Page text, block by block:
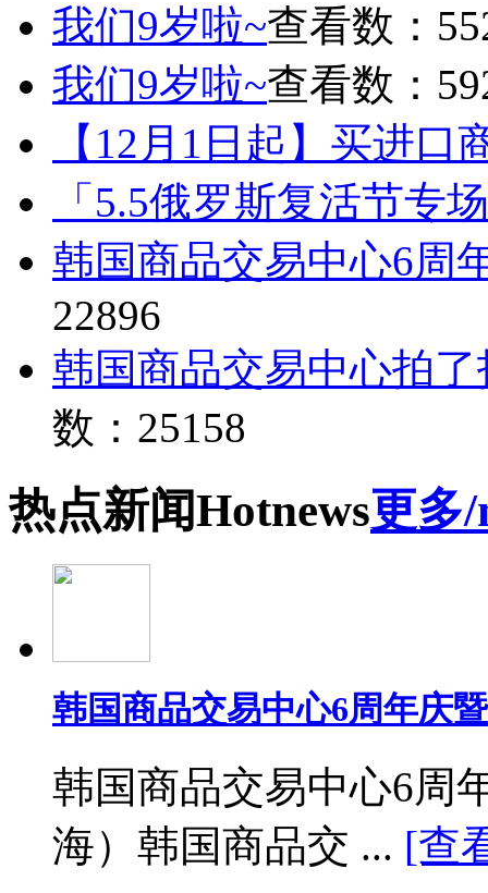
我们9岁啦~查看数：
我们9岁啦~查看数：
【12月1日起】买进口
「5.5俄罗斯复活节专
韩国商品交易中心6周
22896
韩国商品交易中心拍
数：25158
热点新闻Hotnews更多
韩国商品交易中心6周年庆
韩国商品交易中心6周
海）韩国商品交 ... [查